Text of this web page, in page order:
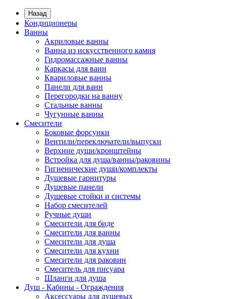
Назад
Кондиционеры
Ванны
Акриловые ванны
Ванна из искусственного камня
Гидромассажные ванны
Каркасы для ванн
Квариловые ванны
Панели для ванн
Перегородки на ванну
Стальные ванны
Чугунные ванны
Смесители
Боковые форсунки
Вентили/переключатели/выпуски
Верхние души/кронштейны
Встройка для душа/ванны/раковины
Гигиенические души/комплекты
Душевые гарнитуры
Душевые панели
Душевые стойки и системы
Набор смесителей
Ручные души
Смесители для биде
Смесители для ванны
Смесители для душа
Смесители для кухни
Смесители для раковин
Смеситель для писуара
Шланги для душа
Душ - Кабины - Ограждения
Аксессуары для душевых